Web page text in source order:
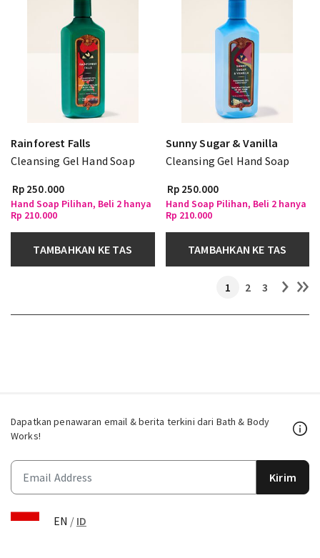
Rainforest Falls
Cleansing Gel Hand Soap
Rp 250.000
Hand Soap Pilihan, Beli 2 hanya
Rp 210.000
TAMBAHKAN KE TAS
Sunny Sugar & Vanilla
Cleansing Gel Hand Soap
Rp 250.000
Hand Soap Pilihan, Beli 2 hanya
Rp 210.000
TAMBAHKAN KE TAS
1 2 3
Dapatkan penawaran email & berita terkini dari Bath & Body
Works!
Kirim
EN / ID